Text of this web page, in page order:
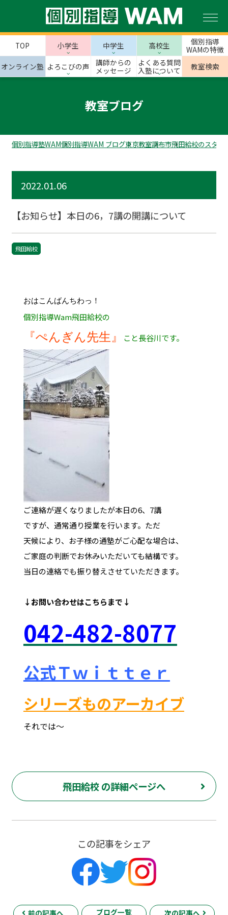
TOP 小学生 中学生 高校生
個別指導
WAMの特徴
オンライン塾 よろこびの声
講師からの
メッセージ
よくある質問
入塾について
教室検索
教室ブログ
個別指導塾WAM個別指導WAM ブログ東京教室調布市飛田給校のスタッ
2022.01.06
【お知らせ】本日の6，7講の開講について
飛田給校
おはこんばんちわっ！
個別指導Wam飛田給校の
『ぺんぎん先生』 こと長谷川です。
ご連絡が遅くなりましたが本日の6、7講
ですが、通常通り授業を行います。ただ
天候により、お子様の通塾がご心配な場合は、
ご家庭の判断でお休みいただいても結構です。
当日の連絡でも振り替えさせていただきます。
↓お問い合わせはこちらまで↓
042-482-8077
公式Ｔｗｉｔｔｅｒ
シリーズものアーカイブ
それでは～
飛田給校 の詳細ページへ
この記事をシェア
ブログ一覧